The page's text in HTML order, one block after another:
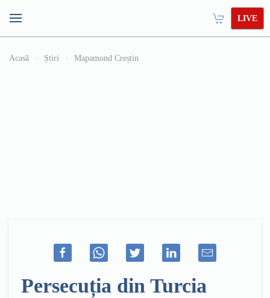
LIVE
Acasă Știri Mapamond Creștin
Persecuția din Turcia